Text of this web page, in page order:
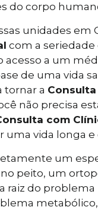
do corpo
unidades em
com a
acesso a um
de uma vida
tornar a
não precisa
com
uma vida longa
um
peito, um
raiz do